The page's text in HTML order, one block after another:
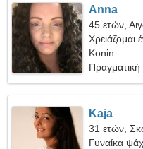
Anna
45 ετών,
Χρειάζομαι
Konin
Kaja
31 ετών,
Γυναίκα